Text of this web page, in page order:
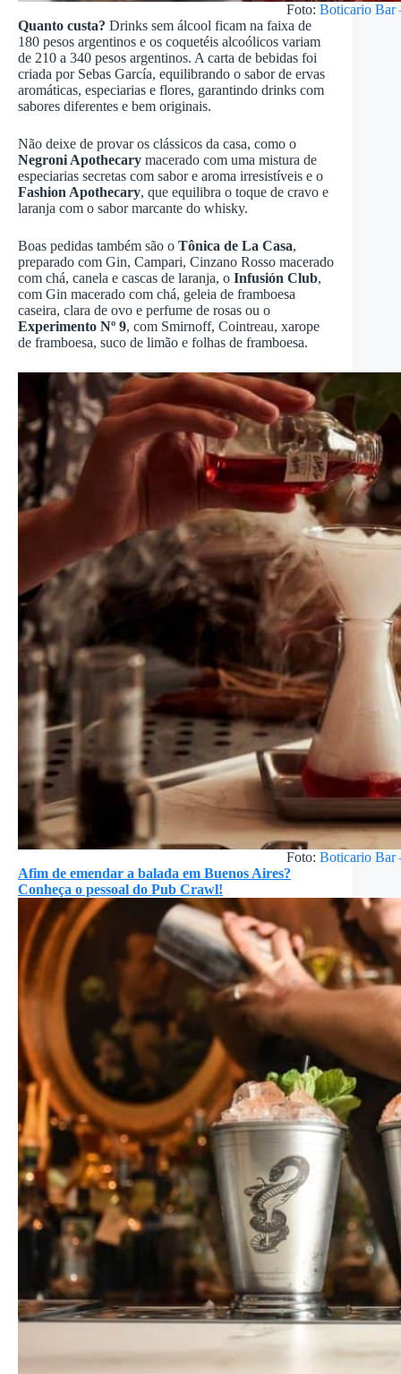
Foto: Boticario Bar
Quanto custa? Drinks sem álcool ficam na faixa de
180 pesos argentinos e os coquetéis alcoólicos variam
de 210 a 340 pesos argentinos. A carta de bebidas foi
criada por Sebas García, equilibrando o sabor de ervas
aromáticas, especiarias e flores, garantindo drinks com
sabores diferentes e bem originais.
Não deixe de provar os clássicos da casa, como o
Negroni Apothecary macerado com uma mistura de
especiarias secretas com sabor e aroma irresistíveis e o
Fashion Apothecary, que equilibra o toque de cravo e
laranja com o sabor marcante do whisky.
Boas pedidas também são o Tônica de La Casa,
preparado com Gin, Campari, Cinzano Rosso macerado
com chá, canela e cascas de laranja, o Infusión Club,
com Gin macerado com chá, geleia de framboesa
caseira, clara de ovo e perfume de rosas ou o
Experimento Nº 9, com Smirnoff, Cointreau, xarope
de framboesa, suco de limão e folhas de framboesa.
Foto: Boticario Bar
Afim de emendar a balada em Buenos Aires?
Conheça o pessoal do Pub Crawl!